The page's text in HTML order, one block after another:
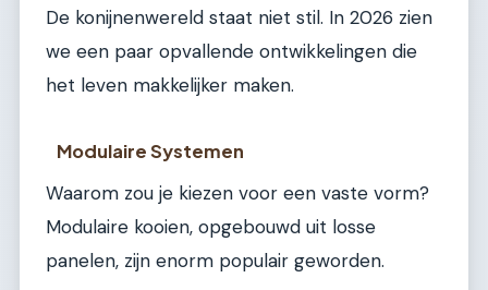
De konijnenwereld staat niet stil. In 2026 zien
we een paar opvallende ontwikkelingen die
het leven makkelijker maken.
Modulaire Systemen
Waarom zou je kiezen voor een vaste vorm?
Modulaire kooien, opgebouwd uit losse
panelen, zijn enorm populair geworden.